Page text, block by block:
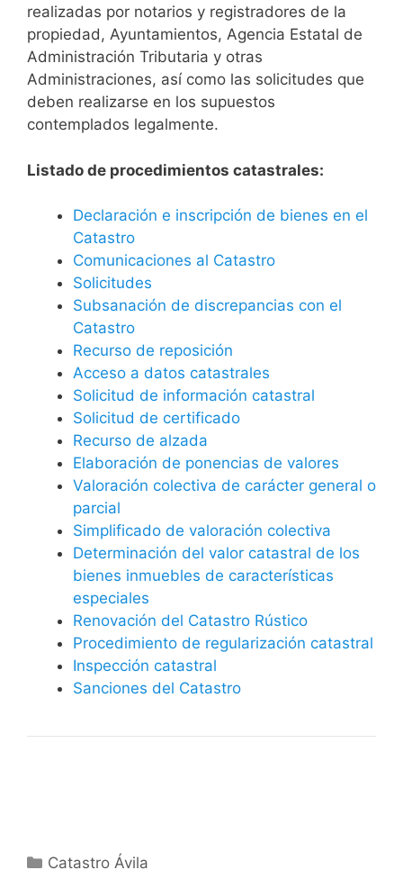
realizadas por notarios y registradores de la
propiedad, Ayuntamientos, Agencia Estatal de
Administración Tributaria y otras
Administraciones, así como las solicitudes que
deben realizarse en los supuestos
contemplados legalmente.
Listado de procedimientos catastrales:
Declaración e inscripción de bienes en el
Catastro
Comunicaciones al Catastro
Solicitudes
Subsanación de discrepancias con el
Catastro
Recurso de reposición
Acceso a datos catastrales
Solicitud de información catastral
Solicitud de certificado
Recurso de alzada
Elaboración de ponencias de valores
Valoración colectiva de carácter general o
parcial
Simplificado de valoración colectiva
Determinación del valor catastral de los
bienes inmuebles de características
especiales
Renovación del Catastro Rústico
Procedimiento de regularización catastral
Inspección catastral
Sanciones del Catastro
Categorías
Catastro Ávila